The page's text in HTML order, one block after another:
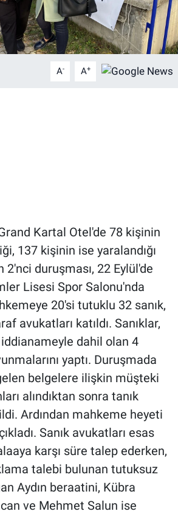
A- A+
Kartal Otel'de 78 kişinin
137 kişinin ise yaralandığı
2'nci duruşması, 22 Eylül'de
Lisesi Spor Salonu'nda
20'si tutuklu 32 sanık,
avukatları katıldı. Sanıklar,
dahil olan 4
yaptı. Duruşmada
belgelere ilişkin müşteki
alındıktan sonra tanık
Ardından mahkeme heyeti
Sanık avukatları esas
karşı süre talep ederken,
talebi bulunan tutuksuz
Aydın beraatini, Kübra
ve Mehmet Salun ise